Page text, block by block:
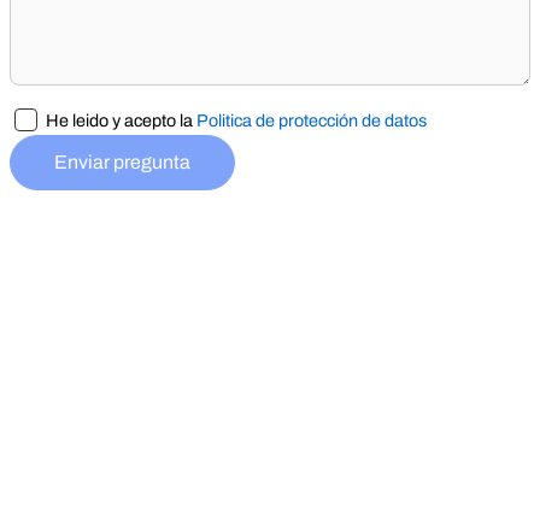
He leido y acepto la Politica de protección de datos
Enviar pregunta